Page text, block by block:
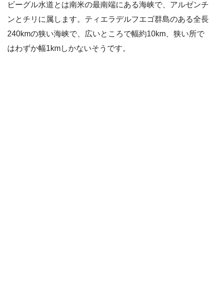
ビーグル水道とは南米の最南端にある海峡で、アルゼンチ
ンとチリに属します。ティエラデルフエゴ群島のある全長
240kmの狭い海峡で、広いところで幅約10km、狭い所で
はわずか幅1kmしかないそうです。